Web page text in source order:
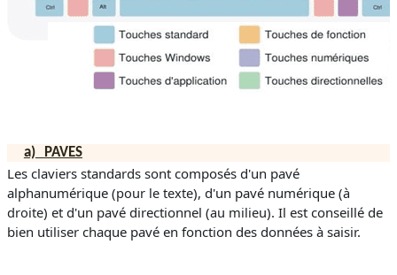
a) PAVES
Les claviers standards sont composés d'un pavé
alphanumérique (pour le texte), d'un pavé numérique (à
droite) et d'un pavé directionnel (au milieu). Il est conseillé de
bien utiliser chaque pavé en fonction des données à saisir.